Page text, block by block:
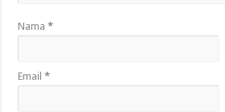
Nama*
Email*